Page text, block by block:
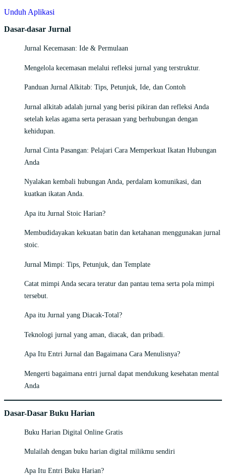
Unduh Aplikasi
Dasar-dasar Jurnal
Jurnal Kecemasan: Ide & Permulaan
Mengelola kecemasan melalui refleksi jurnal yang terstruktur.
Panduan Jurnal Alkitab: Tips, Petunjuk, Ide, dan Contoh
Jurnal alkitab adalah jurnal yang berisi pikiran dan refleksi Anda
setelah kelas agama serta perasaan yang berhubungan dengan
kehidupan.
Jurnal Cinta Pasangan: Pelajari Cara Memperkuat Ikatan Hubungan
Anda
Nyalakan kembali hubungan Anda, perdalam komunikasi, dan
kuatkan ikatan Anda.
Apa itu Jurnal Stoic Harian?
Membudidayakan kekuatan batin dan ketahanan menggunakan jurnal
stoic.
Jurnal Mimpi: Tips, Petunjuk, dan Template
Catat mimpi Anda secara teratur dan pantau tema serta pola mimpi
tersebut.
Apa itu Jurnal yang Diacak-Total?
Teknologi jurnal yang aman, diacak, dan pribadi.
Apa Itu Entri Jurnal dan Bagaimana Cara Menulisnya?
Mengerti bagaimana entri jurnal dapat mendukung kesehatan mental
Anda
Dasar-Dasar Buku Harian
Buku Harian Digital Online Gratis
Mulailah dengan buku harian digital milikmu sendiri
Apa Itu Entri Buku Harian?